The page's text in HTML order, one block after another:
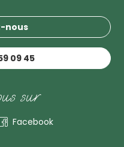
nous
09 45
sur
Facebook